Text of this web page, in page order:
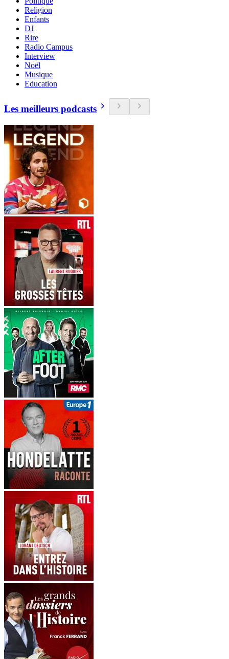
Religion
Enfants
DJ
Rire
Radio Campus
Interview
Noël
Musique
Education
Les meilleurs podcasts